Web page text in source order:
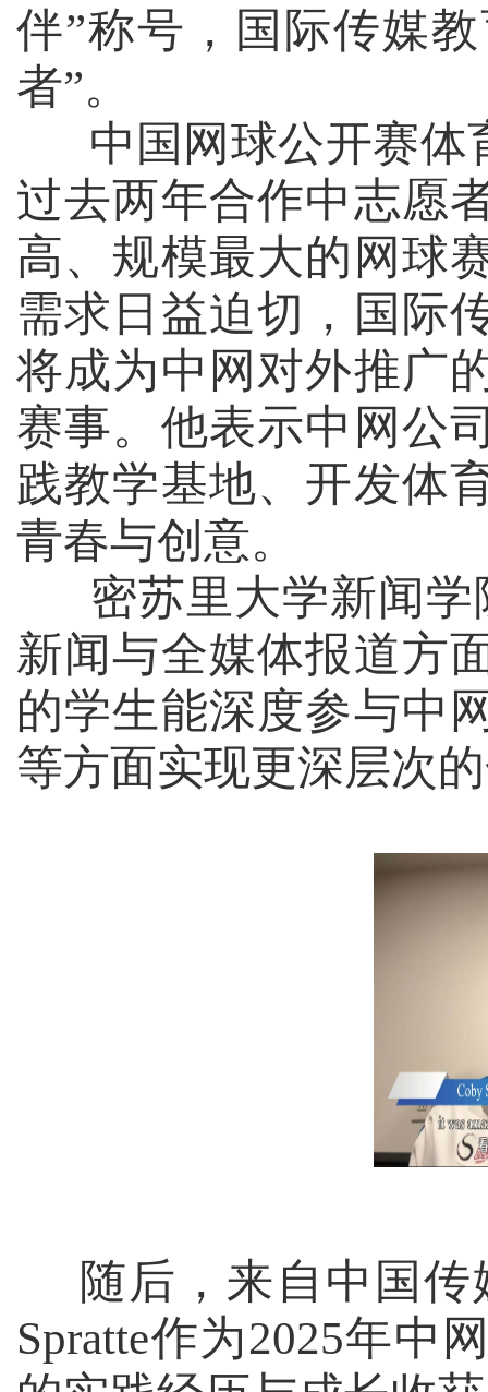
伴”称号，国际传媒
者”。
中国网球公开赛体
过去两年合作中志愿
高、规模最大的网球
需求日益迫切，国际
将成为中网对外推广
赛事。他表示中网公
践教学基地、开发体
青春与创意。
密苏里大学新闻学
新闻与全媒体报道方
的学生能深度参与中
等方面实现更深层次
随后，来自中国
Spratte作为2025年中